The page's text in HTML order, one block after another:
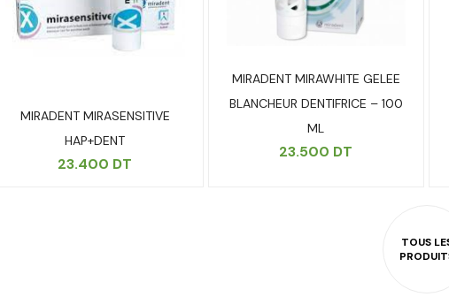
MIRADENT MIRASENSITIVE
HAP+DENT
23.400 DT
MIRADENT MIRAWHITE GELEE
BLANCHEUR DENTIFRICE – 100
ML
23.500 DT